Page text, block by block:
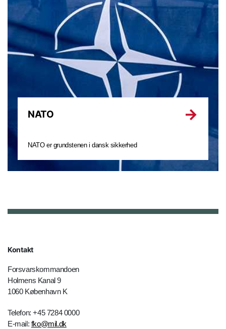
NATO
NATO er grundstenen i dansk sikkerhed
Kontakt
Forsvarskommandoen
Holmens Kanal 9
1060 København K
Telefon: +45 7284 0000
E-mail: fko@mil.dk